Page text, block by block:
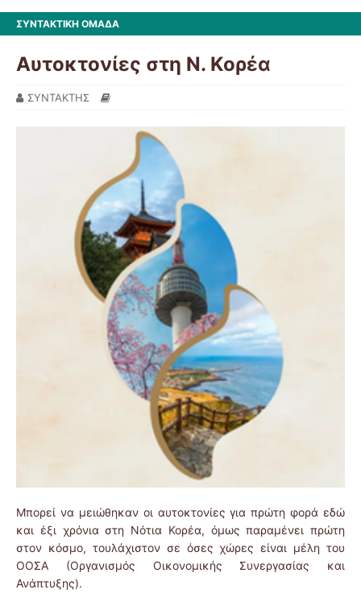
ΣΥΝΤΑΚΤΙΚΗ ΟΜΑΔΑ
Αυτοκτονίες στη Ν. Κορέα
ΣΥΝΤΑΚΤΗΣ
Μπορεί να μειώθηκαν οι αυτοκτονίες για πρώτη φορά εδώ
και έξι χρόνια στη Νότια Κορέα, όμως παραμένει πρώτη
στον κόσμο, τουλάχιστον σε όσες χώρες είναι μέλη του
ΟΟΣΑ (Οργανισμός Οικονομικής Συνεργασίας και
Ανάπτυξης).